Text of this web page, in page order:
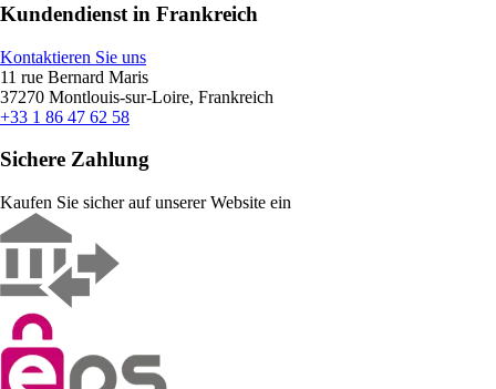
Kundendienst in Frankreich
Kontaktieren Sie uns
11 rue Bernard Maris
37270 Montlouis-sur-Loire, Frankreich
+33 1 86 47 62 58
Sichere Zahlung
Kaufen Sie sicher auf unserer Website ein